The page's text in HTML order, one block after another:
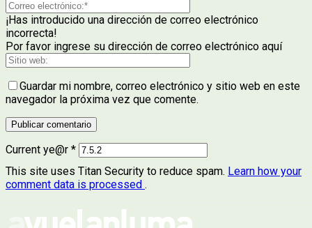
¡Has introducido una dirección de correo electrónico
incorrecta!
Por favor ingrese su dirección de correo electrónico aquí
Guardar mi nombre, correo electrónico y sitio web en este
navegador la próxima vez que comente.
Current ye@r *
This site uses Titan Security to reduce spam. Learn how your
comment data is processed .